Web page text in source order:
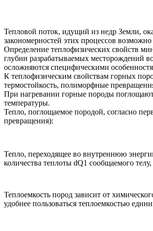
Тепловой поток, идущий из недр Земли,
закономерностей этих процессов
Определение теплофизических свойств
глубин разрабатываемых месторождений
осложняются специфическими
К теплофизическим свойствам горных
термостойкость, полиморфные
При нагревании горные породы поглощают
температуры.
Тепло, поглощаемое породой, согласно
превращения):
Тепло, переходящее во внутреннюю
количества теплоты dQ1 сообщаемого
Теплоемкость пород зависит от
удобнее пользоваться теплоемкостью